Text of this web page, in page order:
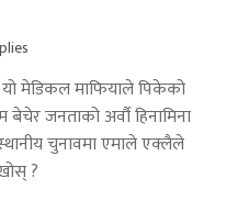
यो मेडिकल माफियाले पिकेको
जनताको अर्वौ हिनामिना
चुनावमा एमाले एक्लैले
?